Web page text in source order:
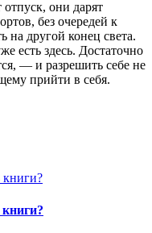
они дарят
без очередей к
на другой конец света.
есть здесь. Достаточно
— и разрешить себе не
прийти в себя.